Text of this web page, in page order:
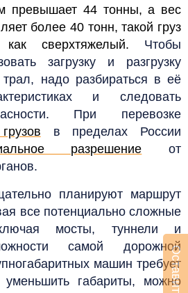
превышает 44 тонны, а вес
более 40 тонн, такой груз
как сверхтяжелый. Чтобы
загрузку и разгрузку
надо разбираться в её
и следовать
При перевозке
в пределах России
разрешение от
планируют маршрут
все потенциально сложные
мосты, туннели и
самой дорожной
машин требует
уменьшить габариты, можно